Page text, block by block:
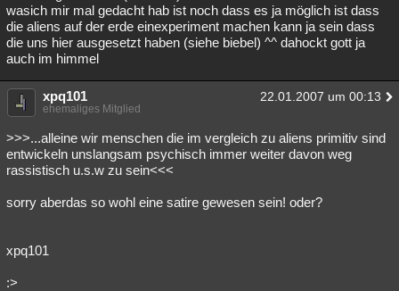
wasich mir mal gedacht hab ist noch dass es ja möglich ist dass
die aliens auf der erde einexperiment machen kann ja sein dass
die uns hier ausgesetzt haben (siehe biebel) ^^ dahockt gott ja
auch im himmel
xpq101 22.01.2007 um 00:13
ehemaliges Mitglied
>>>...alleine wir menschen die im vergleich zu aliens primitiv sind
entwickeln unslangsam psychisch immer weiter davon weg
rassistisch u.s.w zu sein<<<
sorry aberdas so wohl eine satire gewesen sein! oder?
xpq101
:>